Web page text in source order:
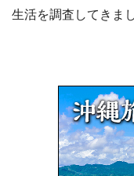
生活を調査してきま